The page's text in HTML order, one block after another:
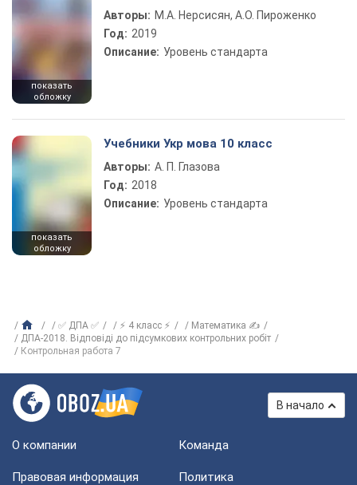
показать
обложку
Авторы: М.А. Нерсисян, А.О. Пироженко
Год: 2019
Описание: Уровень стандарта
показать
обложку
Учебники Укр мова 10 класс
Авторы: А. П. Глазова
Год: 2018
Описание: Уровень стандарта
✅ ДПА ✅ ⚡ 4 класс ⚡
Математика ✍
ДПА-2018. Відповіді до підсумкових контрольних робіт
Контрольная работа 7
В начало
О компании Команда
Правовая информация
Политика